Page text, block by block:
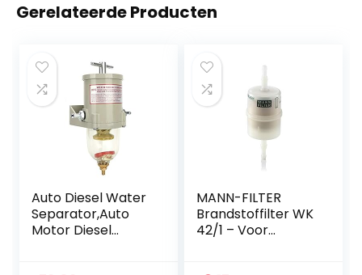
Gerelateerde Producten
Auto Diesel Water
Separator,Auto
Motor Diesel
MANN-FILTER
Brandstoffilter WK
42/1 – Voor